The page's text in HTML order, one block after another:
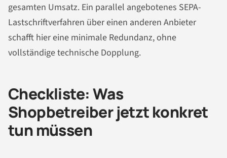
gesamten Umsatz. Ein parallel angebotenes SEPA-
Lastschriftverfahren über einen anderen Anbieter
schafft hier eine minimale Redundanz, ohne
vollständige technische Dopplung.
Checkliste: Was
Shopbetreiber jetzt konkret
tun müssen